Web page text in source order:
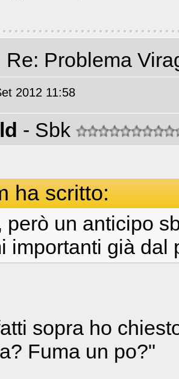
Re: Problema
2012 11:58
- Sbk
ha scritto:
però un anticipo
importanti già
sopra ho
Fuma un po?"